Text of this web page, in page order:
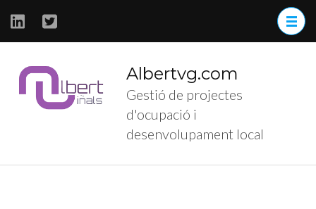
to
(Press
Albertvg.com
Gestió de projectes
d'ocupació i
desenvolupament local